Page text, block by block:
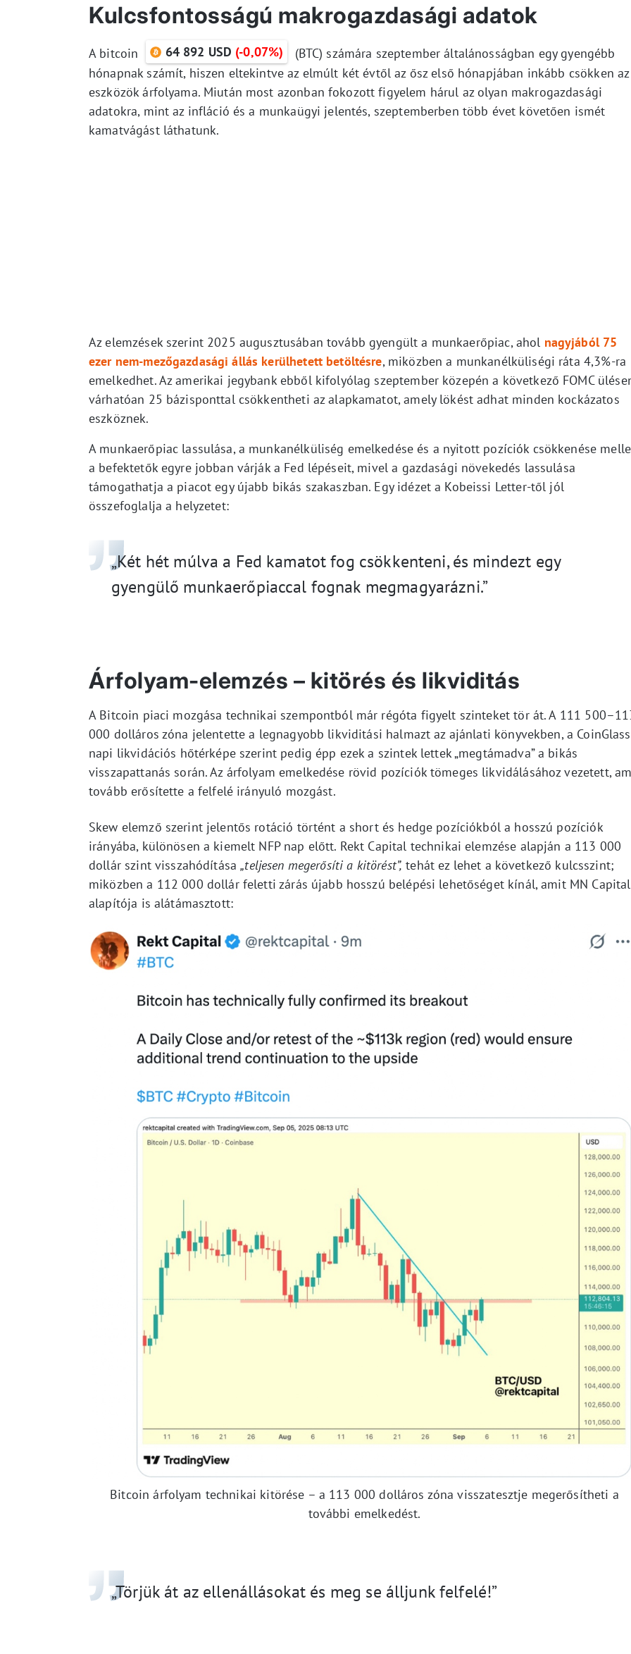
Kulcsfontosságú makrogazdasági adatok
A bitcoin 64 892 USD (-0,07%)
(BTC) számára szeptember általánosságban egy gyengébb
hónapnak számít, hiszen eltekintve az elmúlt két évtől az ősz első hónapjában inkább csökken az
eszközök árfolyama. Miután most azonban fokozott figyelem hárul az olyan makrogazdasági
adatokra, mint az infláció és a munkaügyi jelentés, szeptemberben több évet követően ismét
kamatvágást láthatunk.
Az elemzések szerint 2025 augusztusában tovább gyengült a munkaerőpiac, ahol nagyjából 75
ezer nem-mezőgazdasági állás kerülhetett betöltésre, miközben a munkanélküliségi ráta 4,3%-ra
emelkedhet. Az amerikai jegybank ebből kifolyólag szeptember közepén a következő FOMC
várhatóan 25 bázisponttal csökkentheti az alapkamatot, amely lökést adhat minden kockázatos
eszköznek.
A munkaerőpiac lassulása, a munkanélküliség emelkedése és a nyitott pozíciók csökkenése
a befektetők egyre jobban várják a Fed lépéseit, mivel a gazdasági növekedés lassulása
támogathatja a piacot egy újabb bikás szakaszban. Egy idézet a Kobeissi Letter-től jól
összefoglalja a helyzetet:
„Két hét múlva a Fed kamatot fog csökkenteni, és mindezt egy
gyengülő munkaerőpiaccal fognak megmagyarázni.”
Árfolyam-elemzés – kitörés és likviditás
A Bitcoin piaci mozgása technikai szempontból már régóta figyelt szinteket tör át. A 111
000 dolláros zóna jelentette a legnagyobb likviditási halmazt az ajánlati könyvekben, a CoinGlass
napi likvidációs hőtérképe szerint pedig épp ezek a szintek lettek „megtámadva” a bikás
visszapattanás során. Az árfolyam emelkedése rövid pozíciók tömeges likvidálásához vezetett,
tovább erősítette a felfelé irányuló mozgást.
Skew elemző szerint jelentős rotáció történt a short és hedge pozíciókból a hosszú pozíciók
irányába, különösen a kiemelt NFP nap előtt. Rekt Capital technikai elemzése alapján a 113 000
dollár szint visszahódítása„teljesen megerősíti a kitörést”, tehát ez lehet a következő kulcsszint;
miközben a 112 000 dollár feletti zárás újabb hosszú belépési lehetőséget kínál, amit MN Capital
alapítója is alátámasztott:
Bitcoin árfolyam technikai kitörése – a 113 000 dolláros zóna visszatesztje megerősítheti a
további emelkedést.
„Törjük át az ellenállásokat és meg se álljunk felfelé!”